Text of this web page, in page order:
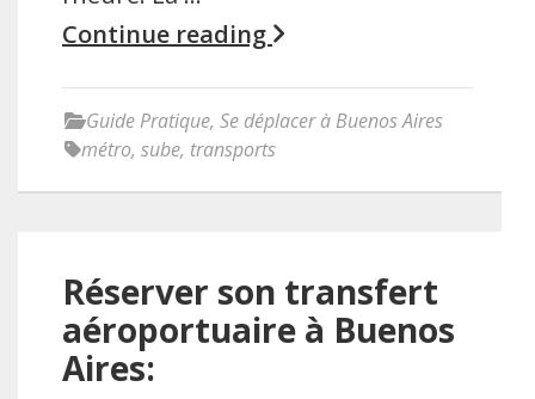
Continue reading
Guide Pratique, Se déplacer à Buenos Aires
métro, sube, transports
Réserver son transfert
aéroportuaire à Buenos
Aires: